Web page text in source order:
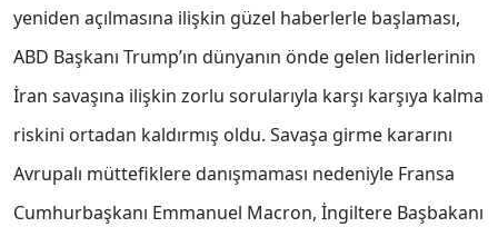
yeniden açılmasına ilişkin güzel haberlerle başlaması,
ABD Başkanı Trump’ın dünyanın önde gelen liderlerinin
İran savaşına ilişkin zorlu sorularıyla karşı karşıya kalma
riskini ortadan kaldırmış oldu. Savaşa girme kararını
Avrupalı müttefiklere danışmaması nedeniyle Fransa
Cumhurbaşkanı Emmanuel Macron, İngiltere Başbakanı